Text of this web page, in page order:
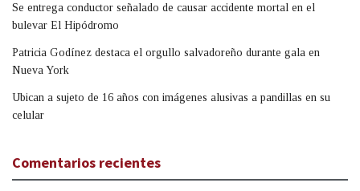
Se entrega conductor señalado de causar accidente mortal en el
bulevar El Hipódromo
Patricia Godínez destaca el orgullo salvadoreño durante gala en
Nueva York
Ubican a sujeto de 16 años con imágenes alusivas a pandillas en su
celular
Comentarios recientes